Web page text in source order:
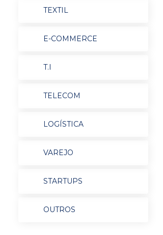
TEXTIL
E-COMMERCE
T.I
TELECOM
LOGÍSTICA
VAREJO
STARTUPS
OUTROS